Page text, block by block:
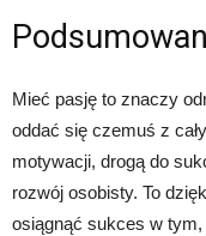
Mieć pasję to znaczy
oddać się czemuś z
motywacji, drogą do
rozwój osobisty. To
osiągnąć sukces w